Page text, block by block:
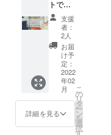
りをご
希望さ
れる
方、ま
たは②
本プロ
ジェク
トへの
寄付金
の「領
を2021
年3月以
ますた
め、リ
ターン
の発送
は2022
年2～3
月頃と
なりま
す。
※①202
0年中に
ご支援
いただ
育英会
より
「年間
活動報
告書」
と「寄
付金受
領証明
書」を
発送い
たしま
す。
法人あ
しなが
育英会
に寄付
し、大
切に使
用させ
ていた
だきま
す。 ご
支援者
情報を
トでい
ただき
ました
ご支援
は、病
気や災
害・自
死で親
を亡く
したり
親に障
がいが
ある家
庭の学
支援
者：
2人
お届
け予
定：
2022
年02
月
詳細を見る
こ
の
リ
タ
ー
ン
を
選
択